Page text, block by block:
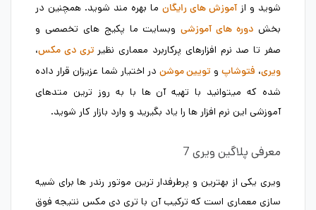
شوید و ازآموزش های رایگان ما بهره مند شوید. همچنین در
بخش دوره های آموزشیوبسایت ما پکیج های تخصصی و
صفر تا صد نرم افزارهای پرکاربرد معماری نظیرتری دی مکس،
ویری، فتوشاپ و تویین موشندر اختیار شما عزیزان قرار داده
شده که میتوانید با تهیه آن ها با به روز ترین متدهای
آموزشی این نرم افزار ها را یاد بگیرید و وارد بازار کار شوید.
معرفی پلاگین ویری 7
ویری یکی از بهترین و پرطرفدار ترین موتور رندر ها برای شبیه
سازی معماری است که ترکیب آن با تری دی مکس نتیجه فوق